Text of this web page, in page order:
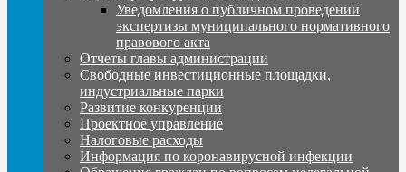
Уведомления о публичном проведении
экспертизы муниципального нормативного
правового акта
Отчеты главы администрации
Свободные инвестиционные площадки,
индустриальные парки
Развитие конкуренции
Проектное управление
Налоговые расходы
Информация по коронавирусной инфекции